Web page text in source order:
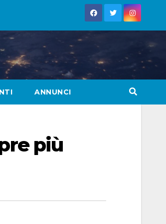
ANNUNCI
più